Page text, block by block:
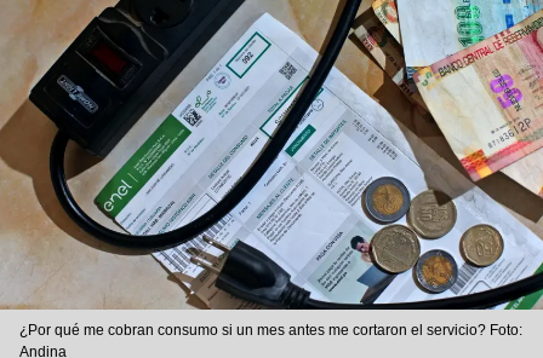
¿Por qué me cobran consumo si un mes antes me cortaron el servicio? Foto:
Andina